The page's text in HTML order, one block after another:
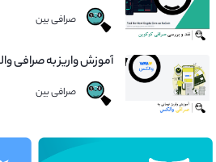
صرافی بین
آموزش واریز به صرافی
صرافی بین